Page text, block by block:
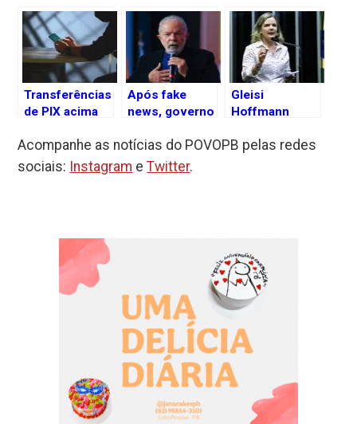
Transferências
de PIX acima
terão
monitoramento
Após fake
news, governo
ato sobre
fiscalização do
Gleisi
Hoffmann
rebate fake
Acompanhe as notícias do POVOPB pelas redes
sociais: Instagram eTwitter.